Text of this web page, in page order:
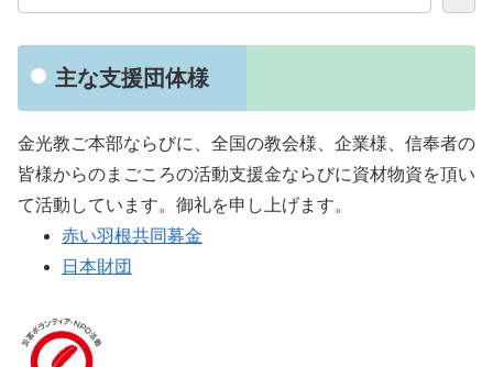
主な支援団体様
金光教ご本部ならびに、全国の教会様、企業様、信奉者の
皆様からのまごころの活動支援金ならびに資材物資を頂い
て活動しています。御礼を申し上げます。
赤い羽根共同募金
日本財団